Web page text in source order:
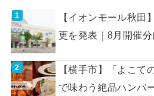
【イオンモール秋田
更を発表｜8月開催
【横手市】「よこて
で味わう絶品ハンバ